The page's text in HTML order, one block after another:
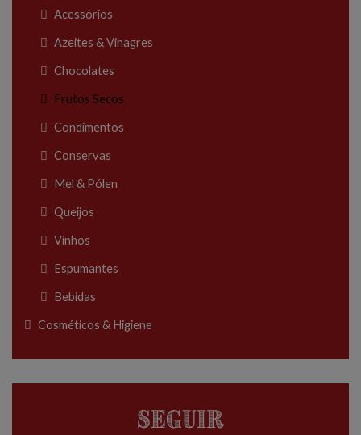
Acessórios
Azeites & Vinagres
Chocolates
Frutos Secos
Condimentos
Conservas
Mel & Pólen
Queijos
Vinhos
Espumantes
Bebidas
Cosméticos & Higiene
Seguir